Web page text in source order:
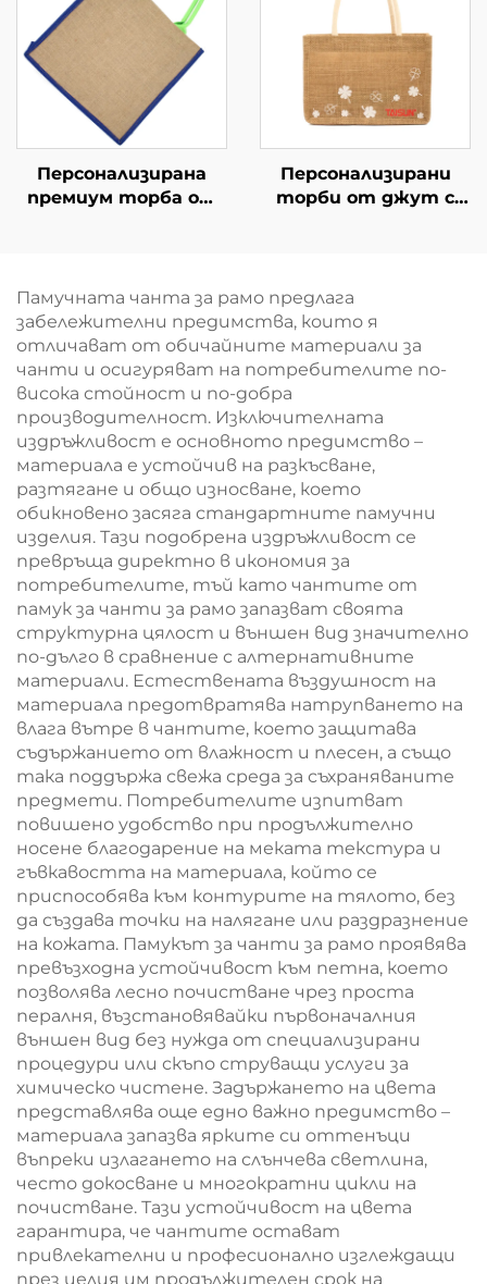
за брандиране
брандиран продукт
за B2B
Персонализирана
премиум торба от
плик за покупки
Персонализирани
торби от джут с
многократно
използваеми,
подходящи за
пикник, кемпинг,
активности на
открито
Памучната чанта за рамо предлага
забележителни предимства, които я
отличават от обичайните материали за
чанти и осигуряват на потребителите по-
висока стойност и по-добра
производителност. Изключителната
издръжливост е основното предимство –
материала е устойчив на разкъсване,
разтягане и общо износване, което
обикновено засяга стандартните памучни
изделия. Тази подобрена издръжливост се
превръща директно в икономия за
потребителите, тъй като чантите от
памук за чанти за рамо запазват своята
структурна цялост и външен вид значително
по-дълго в сравнение с алтернативните
материали. Естествената въздушност на
материала предотвратява натрупването на
влага вътре в чантите, което защитава
съдържанието от влажност и плесен, а също
така поддържа свежа среда за съхраняваните
предмети. Потребителите изпитват
повишено удобство при продължително
носене благодарение на меката текстура и
гъвкавостта на материала, който се
приспособява към контурите на тялото, без
да създава точки на налягане или раздразнение
на кожата. Памукът за чанти за рамо проявява
превъзходна устойчивост към петна, което
позволява лесно почистване чрез проста
пералня, възстановявайки първоначалния
външен вид без нужда от специализирани
процедури или скъпо струващи услуги за
химическо чистене. Задържането на цвета
представлява още едно важно предимство –
материала запазва ярките си оттенъци
въпреки излагането на слънчева светлина,
често докосване и многократни цикли на
почистване. Тази устойчивост на цвета
гарантира, че чантите остават
привлекателни и професионално изглеждащи
през целия им продължителен срок на